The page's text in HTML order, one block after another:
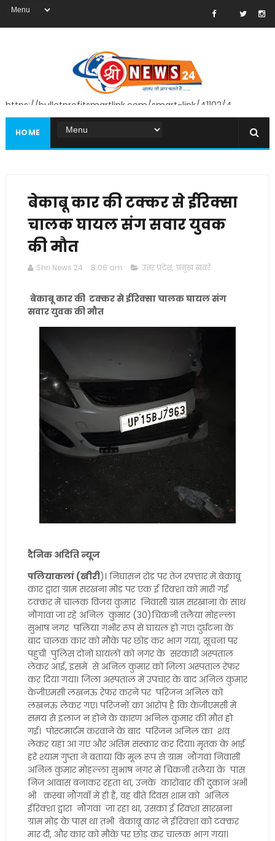
https://bulletprofitsmartlink.com/smart-link/41102/4
HOME
बेकाबू कार की टक्कर से ईरिक्सा
चालक घायल संग सवार युवक
की मौत
Shri News 24 8:06 am उत्तर प्रदेश, प्रमुख खबरें
बेकाबू कार की टक्कर से ईरिक्सा चालक घायल संग
सवार युवक की मौत
दैनिक अदिति न्यूज
पलियाकलां (खीरी)। निघासन रोड पर तेज रफ्तार में बेकाबू
कार द्वारा ग्राम सरखना मोड़ पर एक ई रिक्शा को मारी गई
टक्कर में चालक विजय कुमार निवासी ग्राम सरखाना के साथ
नौगावां जा रहे अनिल कुमार (30)चिकनी तलैया मोहल्ला
सुभाष नगर पलिया गंभीर रूप से घायल हो गए। दुर्घटना के
बाद चालक कार को मौके पर छोड़ कर भाग गया, सूचना पर
पंहुची पुलिस दोनो घायलों को नगर के सरकारी अस्पताल
लेकर आई, इसमें से अनिल कुमार को जिला अस्पताल रेफर
कर दिया गया। जिला अस्पताल में उपचार के बाद अनिल कुमार
केजीएमसी लखनऊ रेफर करने पर परिजन अनिल को
लखनऊ लेकर गए। परिजनों का आरोप है कि केजीएमसी में
समय से इलाज न होने के कारण अनिल कुमार की मौत हो
गई। पोस्टमार्टम करवाने के बाद परिजन अनिल का शव
लेकर यहां आ गए और अंतिम संस्कार कर दिया। मृतक के भाई
हरे श्याम गुप्ता ने बताया कि मूल रूप से ग्राम नौंगवां निवासी
अनिल कुमार मोहल्ला सुभाष नगर में चिकनी तलैया के पास
निज आवास बनाकर रहता था, उनके कारोबार की दुकान अभी
भी क़स्बा नौंगवाँ में ही है, वह बीते दिवस शाम को अनिल
ईरिक्शा द्वारा नौंगवां जा रहा था, उसका ई रिक्शा सारखना
ग्राम मोड़ के पास था तभी बेकाबू कार ने ईरिक्शा को टक्कर
मार दी, और कार को मौके पर छोड़ कर चालक भाग गया।